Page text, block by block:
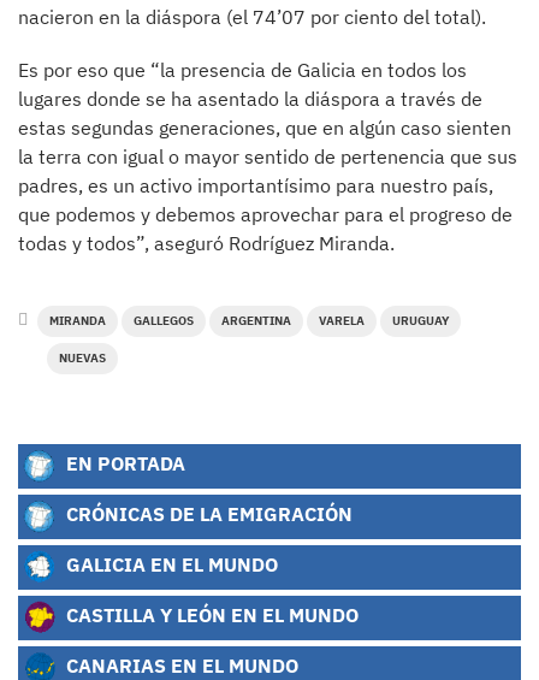
nacieron en la diáspora (el 74’07 por ciento del total).
Es por eso que “la presencia de Galicia en todos los
lugares donde se ha asentado la diáspora a través de
estas segundas generaciones, que en algún caso sienten
la terra con igual o mayor sentido de pertenencia que sus
padres, es un activo importantísimo para nuestro país,
que podemos y debemos aprovechar para el progreso de
todas y todos”, aseguró Rodríguez Miranda.
MIRANDA GALLEGOS ARGENTINA VARELA URUGUAY
NUEVAS
EN PORTADA
CRÓNICAS DE LA EMIGRACIÓN
GALICIA EN EL MUNDO
CASTILLA Y LEÓN EN EL MUNDO
CANARIAS EN EL MUNDO